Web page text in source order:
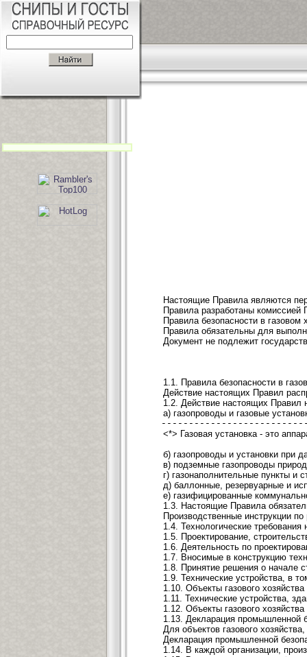
Настоящие Правила являются
Правила разработаны комиссией
Правила безопасности в
Правила обязательны для
Документ не подлежит
1.1. Правила безопасности в
Действие настоящих Правил
1.2. Действие настоящих Правил
а) газопроводы и газовые
<*> Газовая установка - это
б) газопроводы и установки
в) подземные газопроводы
г) газонаполнительные пункты и
д) баллонные, резервуарные и
е) газифицированные
1.3. Настоящие Правила
Производственные инструкции
1.4. Технологические
1.5. Проектирование,
1.6. Деятельность по
1.7. Вносимые в конструкцию
1.8. Принятие решения о начале
1.9. Технические устройства, в
1.10. Объекты газового
1.11. Технические устройства,
1.12. Объекты газового
1.13. Декларация промышленной
Для объектов газового
Декларация промышленной
1.14. В каждой организации,